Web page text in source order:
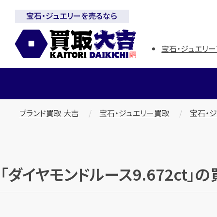
宝石・ジュエリーを売るなら
宝石・ジュエリ
ブランド買取 大吉 宝石・ジュエリー買取 宝石・
「ダイヤモンドルース9.672ct」